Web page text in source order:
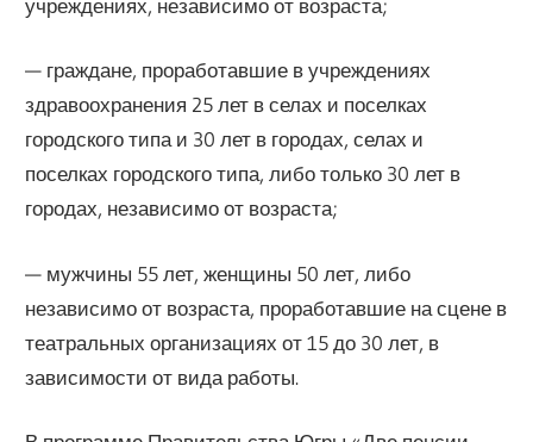
учреждениях, независимо от возраста;
— граждане, проработавшие в учреждениях
здравоохранения 25 лет в селах и поселках
городского типа и 30 лет в городах, селах и
поселках городского типа, либо только 30 лет в
городах, независимо от возраста;
— мужчины 55 лет, женщины 50 лет, либо
независимо от возраста, проработавшие на сцене в
театральных организациях от 15 до 30 лет, в
зависимости от вида работы.